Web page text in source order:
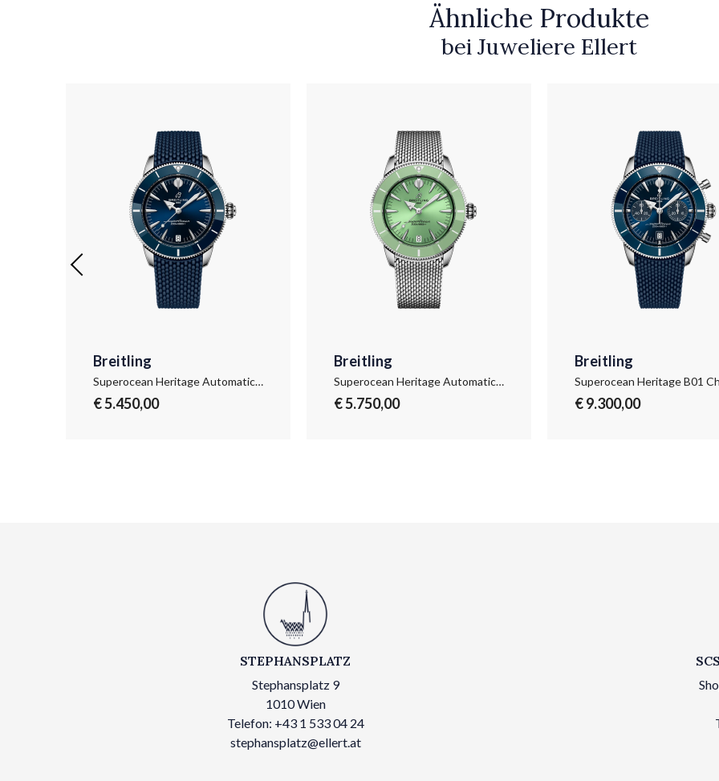
Ähnliche Produkte
bei Juweliere Ellert
Breitling
Superocean Heritage Automatic 36
€ 5.450,00
Breitling
Superocean Heritage Automatic 36
€ 5.750,00
Breitling
€ 9.300,00
STEPHANSPLATZ
Stephansplatz 9
1010 Wien
Telefon: +43 1 533 04 24
stephansplatz@ellert.at